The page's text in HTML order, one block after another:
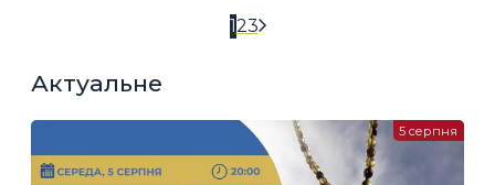
123
Актуальне
5 серпня